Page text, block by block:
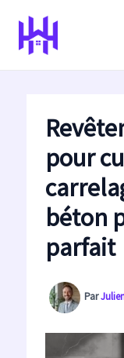
contenu
pour
béton
parfait
Par